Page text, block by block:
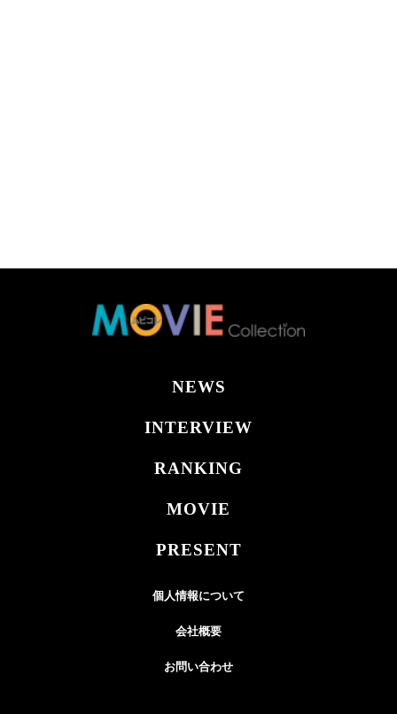
NEWS
INTERVIEW
RANKING
MOVIE
PRESENT
個人情報について
会社概要
お問い合わせ